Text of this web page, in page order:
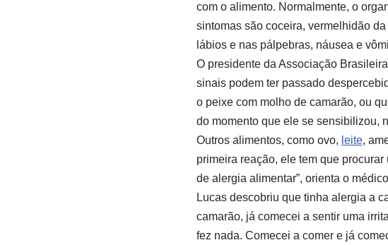
com o alimento. Normalmente, o
sintomas são coceira, vermelhidão
lábios e nas pálpebras, náusea e
O presidente da Associação
sinais podem ter passado
o peixe com molho de camarão, ou
do momento que ele se sensibilizou,
Outros alimentos, como ovo, leite,
primeira reação, ele tem que
de alergia alimentar”, orienta o
Lucas descobriu que tinha alergia a
camarão, já comecei a sentir uma
fez nada. Comecei a comer e já